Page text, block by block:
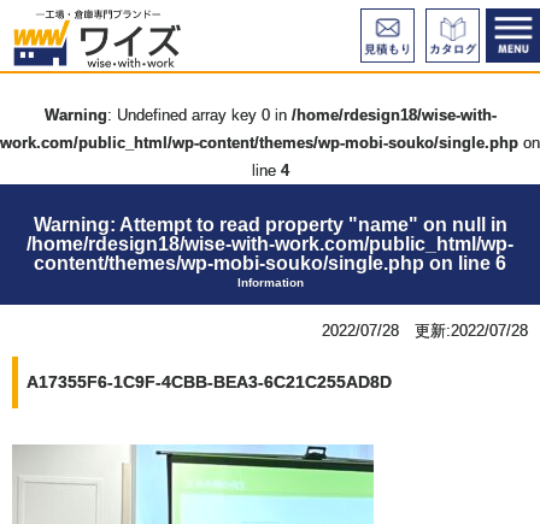
Warning: Undefined array key 0 in /home/rdesign18/wise-with-
work.com/public_html/wp-content/themes/wp-mobi-souko/single.php on
line 4
Warning: Attempt to read property "name" on null in
/home/rdesign18/wise-with-work.com/public_html/wp-
content/themes/wp-mobi-souko/single.php on line 6
Information
2022/07/28 更新:2022/07/28
A17355F6-1C9F-4CBB-BEA3-6C21C255AD8D